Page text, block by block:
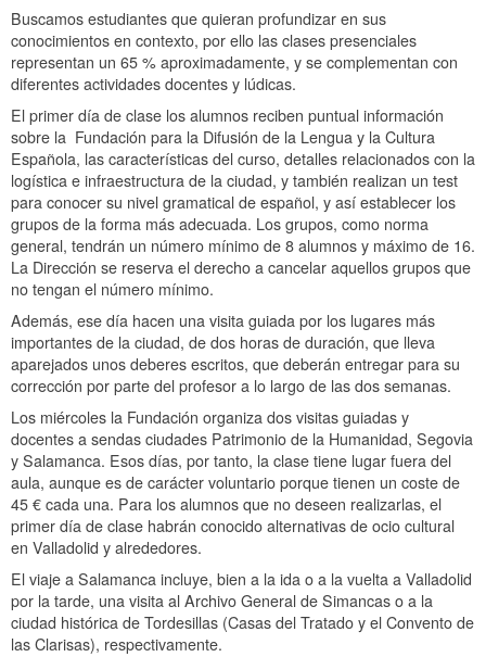
Buscamos estudiantes que quieran profundizar en sus
conocimientos en contexto, por ello las clases presenciales
representan un 65 % aproximadamente, y se complementan con
diferentes actividades docentes y lúdicas.
El primer día de clase los alumnos reciben puntual información
sobre la Fundación para la Difusión de la Lengua y la Cultura
Española, las características del curso, detalles relacionados con la
logística e infraestructura de la ciudad, y también realizan un test
para conocer su nivel gramatical de español, y así establecer los
grupos de la forma más adecuada. Los grupos, como norma
general, tendrán un número mínimo de 8 alumnos y máximo de 16.
La Dirección se reserva el derecho a cancelar aquellos grupos que
no tengan el número mínimo.
Además, ese día hacen una visita guiada por los lugares más
importantes de la ciudad, de dos horas de duración, que lleva
aparejados unos deberes escritos, que deberán entregar para su
corrección por parte del profesor a lo largo de las dos semanas.
Los miércoles la Fundación organiza dos visitas guiadas y
docentes a sendas ciudades Patrimonio de la Humanidad, Segovia
y Salamanca. Esos días, por tanto, la clase tiene lugar fuera del
aula, aunque es de carácter voluntario porque tienen un coste de
45 € cada una. Para los alumnos que no deseen realizarlas, el
primer día de clase habrán conocido alternativas de ocio cultural
en Valladolid y alrededores.
El viaje a Salamanca incluye, bien a la ida o a la vuelta a Valladolid
por la tarde, una visita al Archivo General de Simancas o a la
ciudad histórica de Tordesillas (Casas del Tratado y el Convento de
las Clarisas), respectivamente.